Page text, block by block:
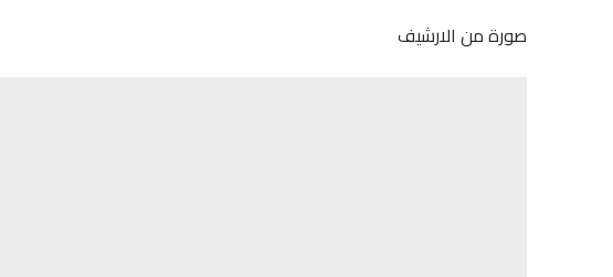
صورة من الارشيف